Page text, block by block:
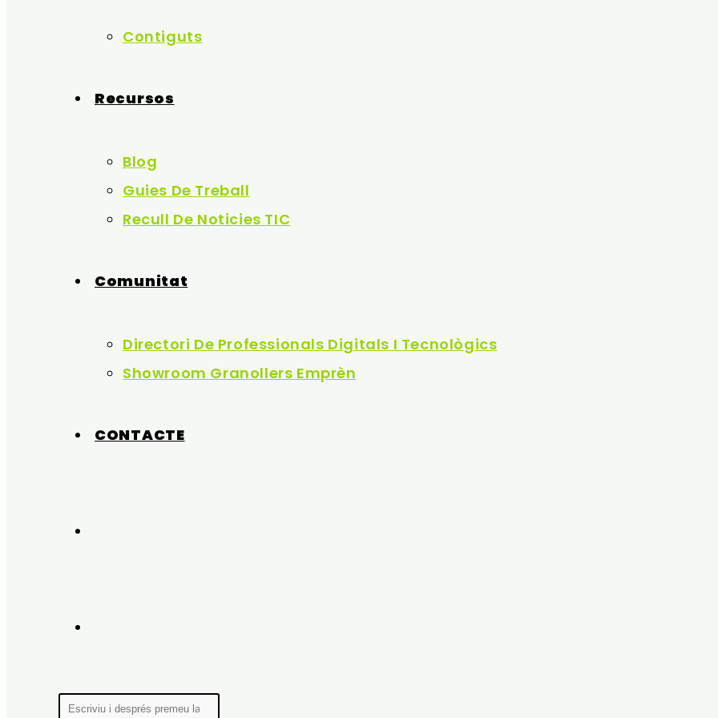
Contiguts
Recursos
Blog
Guies De Treball
Recull De Noticies TIC
Comunitat
Directori De Professionals Digitals I Tecnològics
Showroom Granollers Emprèn
CONTACTE
Cerca